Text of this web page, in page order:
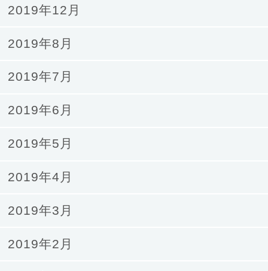
2019年12月
2019年8月
2019年7月
2019年6月
2019年5月
2019年4月
2019年3月
2019年2月